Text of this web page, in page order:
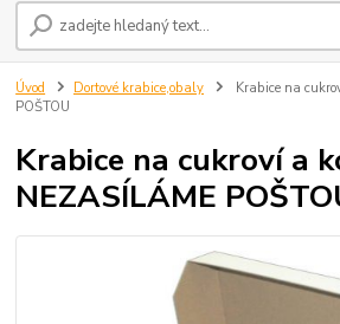
Úvod Dortové krabice,obaly
Krabice na
POŠTOU
Krabice na cukroví a
NEZASÍLÁME